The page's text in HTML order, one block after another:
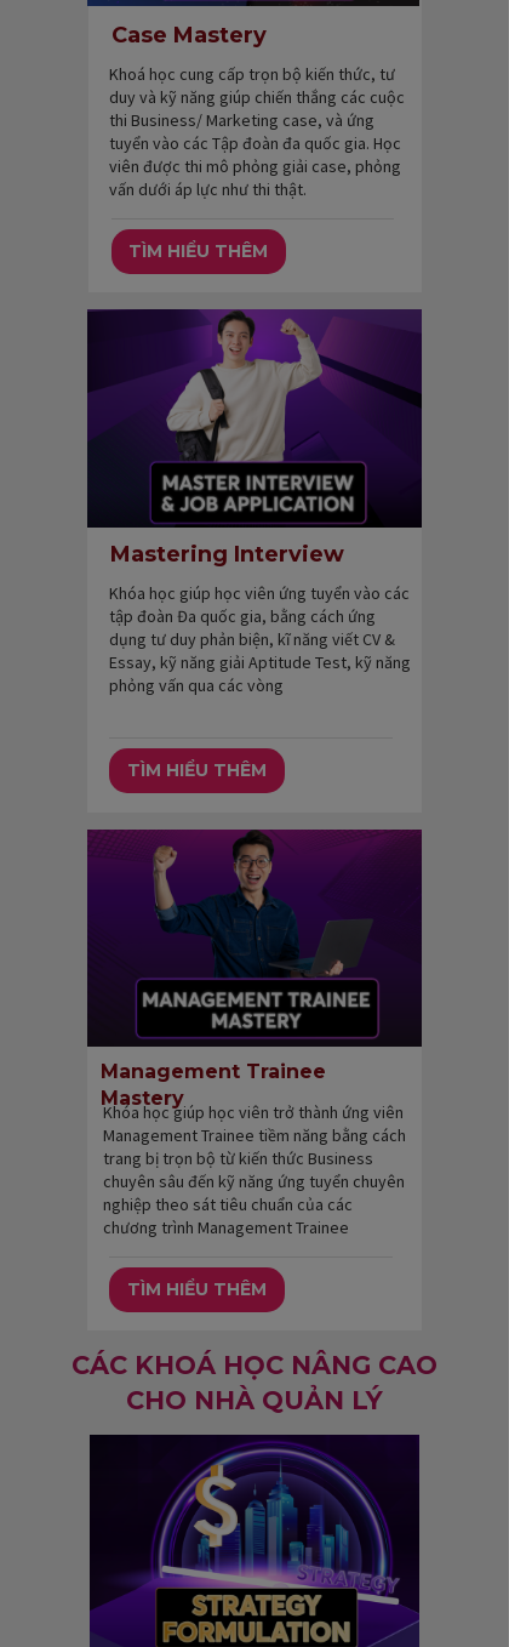
Khóa học giúp học viên ứng tuyển vào các
tập đoàn Đa quốc gia, bằng cách ứng
dụng tư duy phản biện, kĩ năng viết CV &
Essay, kỹ năng giải Aptitude Test, kỹ năng
phỏng vấn qua các vòng
Mastering Interview
TÌM HIỂU THÊM
Khóa học giúp học viên trở thành ứng viên
Management Trainee tiềm năng bằng cách
trang bị trọn bộ từ kiến thức Business
chuyên sâu đến kỹ năng ứng tuyển chuyên
nghiệp theo sát tiêu chuẩn của các
chương trình Management Trainee
Management Trainee
Mastery
TÌM HIỂU THÊM
Khoá học cung cấp trọn bộ kiến thức, tư
duy và kỹ năng giúp chiến thắng các cuộc
thi Business/ Marketing case, và ứng
tuyển vào các Tập đoàn đa quốc gia. Học
viên được thi mô phỏng giải case, phỏng
vấn dưới áp lực như thi thật.
Case Mastery
TÌM HIỂU THÊM
CÁC KHOÁ HỌC NÂNG CAO
CHO NHÀ QUẢN LÝ